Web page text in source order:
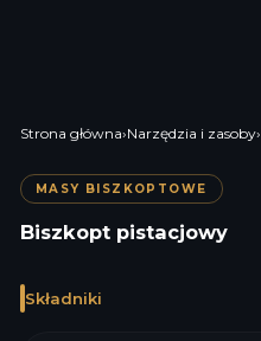
Strona główna›Narzędzia i zasoby›
MASY BISZKOPTOWE
Biszkopt pistacjowy
Składniki